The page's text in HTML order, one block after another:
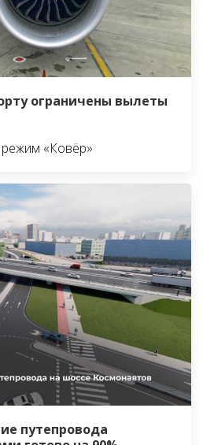
ограничены вылеты
режим «Ковёр»
путепровода